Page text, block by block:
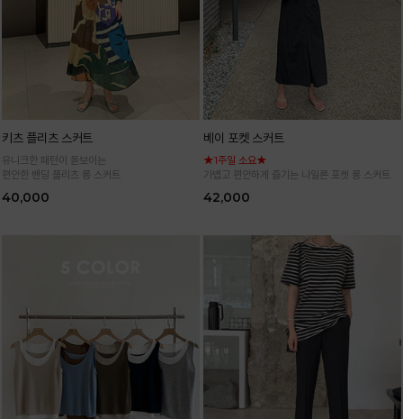
키츠 플리츠 스커트
유니크한 패턴이 돋보이는
편안한 밴딩 플리츠 롱 스커트
40,000
베이 포켓 스커트
★1주일 소요★
가볍고 편안하게 즐기는 나일론 포켓 롱 스커트
42,000